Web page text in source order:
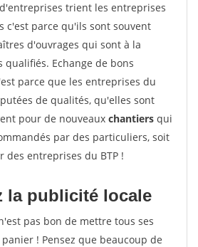
trient les entreprises
c'est parce qu'ils sont souvent
d'ouvrages qui sont à la
Echange de bons
parce que les entreprises du
de qualités, qu'elles sont
pour de nouveaux chantiers qui
par des particuliers, soit
des entreprises du BTP !
la publicité locale
pas bon de mettre tous ses
! Pensez que beaucoup de